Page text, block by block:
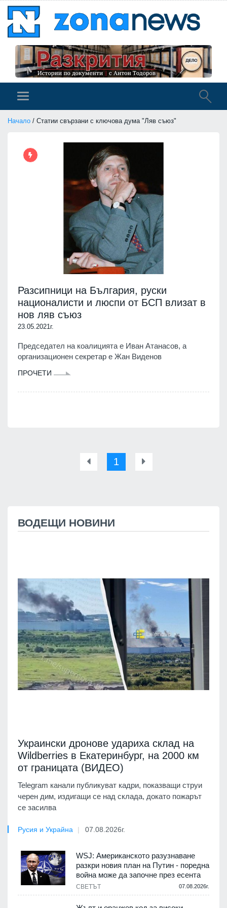
Начало / Статии свързани с ключова дума "Ляв съюз"
Разсипници на България, руски
националисти и люспи от БСП влизат в
нов ляв съюз
23.05.2021г.
Председател на коалицията е Иван Атанасов, а
организационен секретар е Жан Виденов
ПРОЧЕТИ
1
ВОДЕЩИ НОВИНИ
Украински дронове удариха склад на
Wildberries в Екатеринбург, на 2000 км
от границата (ВИДЕО)
Telegram канали публикуват кадри, показващи струи
черен дим, издигащи се над склада, докато пожарът
се засилва
Русия и Украйна 07.08.2026г.
WSJ: Американското разузнаване
разкри новия план на Путин - поредна
война може да започне през есента
СВЕТЪТ 07.08.2026г.